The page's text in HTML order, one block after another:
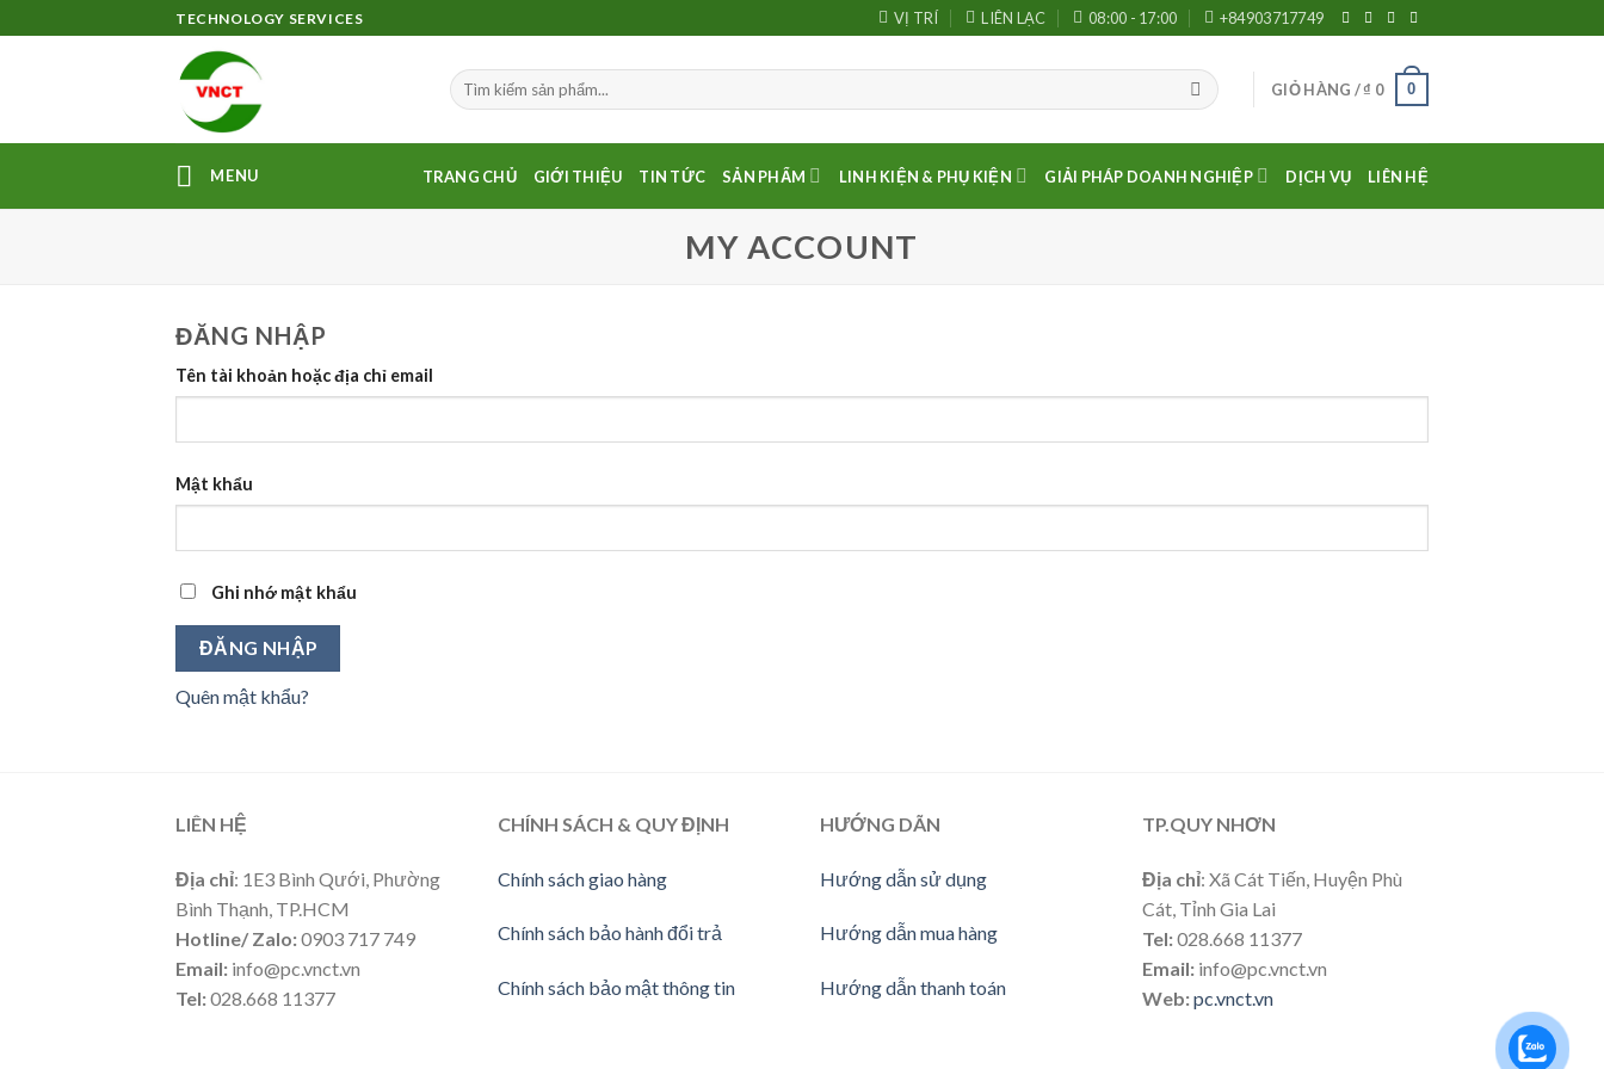
to
TECHNOLOGY SERVICES VỊ TRÍ LIÊN LẠC 08:00 - 17:00 +84903717749
GIỎ HÀNG /₫ 0 0
MENU TRANG CHỦ GIỚI THIỆU TIN TỨC SẢN PHẨM LINH KIỆN & PHỤ KIỆN GIẢI PHÁP DOANH NGHIỆP DỊCH VỤ LIÊN HỆ
MY ACCOUNT
ĐĂNG NHẬP
Tên tài khoản hoặc địa chỉ email
Mật khẩu
Ghi nhớ mật khẩu
ĐĂNG NHẬP
Quên mật khẩu?
LIÊN HỆ
Địa chỉ: 1E3 Bình Qưới, Phường
Bình Thạnh, TP.HCM
Hotline/ Zalo:0903 717 749
Email: info@pc.vnct.vn
Tel:028.668 11377
CHÍNH SÁCH & QUY ĐỊNH
Chính sách giao hàng
Chính sách bảo hành đổi trả
Chính sách bảo mật thông tin
HƯỚNG DÃN
Hướng dẫn sử dụng
Hướng dẫn mua hàng
Hướng dẫn thanh toán
TP.QUY NHƠN
Địa chỉ: Xã Cát Tiến, Huyện Phù
Cát, Tỉnh Gia Lai
Tel:028.668 11377
Email: info@pc.vnct.vn
Web:pc.vnct.vn